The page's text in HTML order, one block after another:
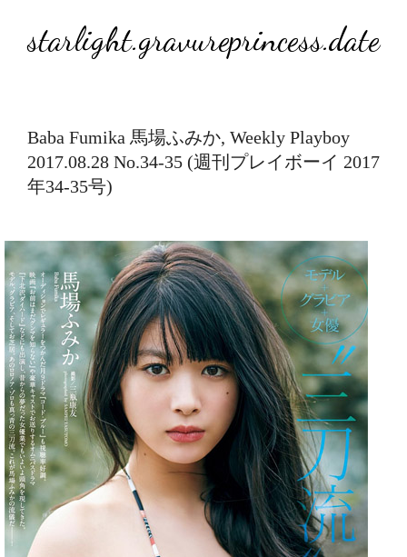
starlight.gravureprincess.date
Baba Fumika 馬場ふみか, Weekly Playboy
2017.08.28 No.34-35 (週刊プレイボーイ 2017
年34-35号)